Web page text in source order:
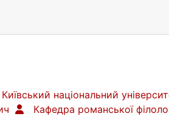
Київський національний
Кафедра романської